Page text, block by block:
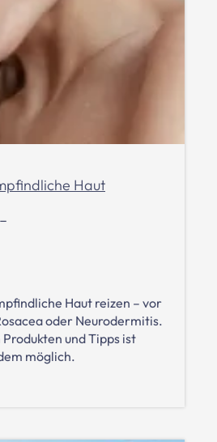
Haut
Haut reizen – vor
oder Neurodermitis.
und Tipps ist
möglich.